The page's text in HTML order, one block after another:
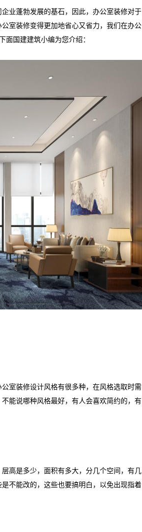
业蓬勃发展的基石，因此，办公室装修对于
室装修变得更加地省心又省力，我们在办公
面国建建筑小编为您介绍：
室装修设计风格有很多种，在风格选取时需
能说哪种风格最好，有人会喜欢简约的，有
高是多少，面积有多大，分几个空间，有几
不能改的，这些也要搞明白，以免出现指着